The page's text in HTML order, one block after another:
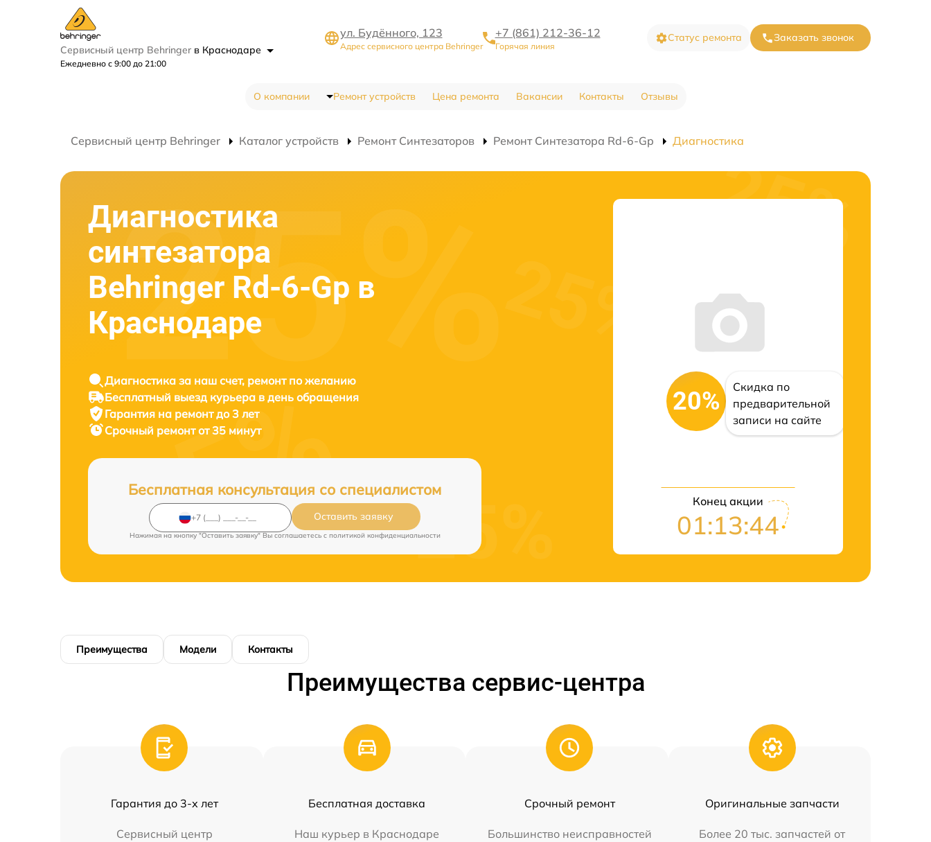
Сервисный центр Behringer в Краснодаре
Ежедневно с 9:00 до 21:00
ул. Будённого, 123
Адрес сервисного центра Behringer
+7 (861) 212-36-12
Горячая линия
Статус ремонта Заказать звонок
О компании Ремонт устройств Цена ремонта Вакансии Контакты Отзывы
Сервисный центр Behringer Каталог устройств Ремонт Синтезаторов Ремонт Синтезатора Rd-6-Gp Диагностика
Диагностика
синтезатора
Behringer Rd-6-Gp в
Краснодаре
Диагностика за наш счет, ремонт по желанию
Бесплатный выезд курьера в день обращения
Гарантия на ремонт до 3 лет
Срочный ремонт от 35 минут
Бесплатная консультация со специалистом
Оставить заявку
Нажимая на кнопку "Оставить заявку" Вы соглашаетесь c политикой конфиденциальности
20%
Скидка по
предварительной
записи на сайте
Конец акции
01:13:43
Преимущества Модели Контакты
Преимущества сервис-центра
Гарантия до 3-х лет
Сервисный центр
Бесплатная доставка
Наш курьер в Краснодаре
Срочный ремонт
Большинство неисправностей
Оригинальные запчасти
Более 20 тыс. запчастей от